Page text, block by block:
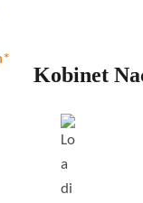
Kobinet